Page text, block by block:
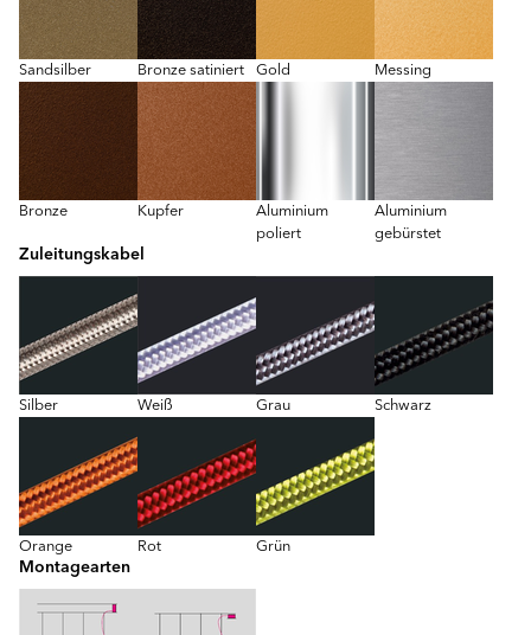
Sandsilber Bronze satiniert Gold Messing
Bronze Kupfer
Aluminium
poliert
Aluminium
gebürstet
Zuleitungskabel
Silber Weiß Grau Schwarz
Orange Rot Grün
Montagearten